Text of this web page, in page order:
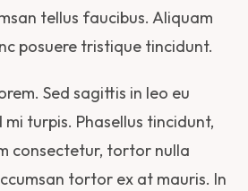
tellus faucibus. Aliquam
posuere tristique tincidunt.
Sed sagittis in leo eu
mi turpis. Phasellus tincidunt,
consectetur, tortor nulla
tortor ex at mauris. In